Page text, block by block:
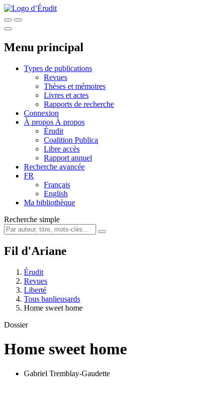
Menu principal
Types de publications
Revues
Thèses et mémoires
Livres et actes
Rapports de recherche
Connexion
À propos À propos
Érudit
Coalition Publica
Libre accès
Rapport annuel
Recherche avancée
FR
Français
English
Ma bibliothèque
Recherche simple
Fil d'Ariane
Érudit
Revues
Liberté
Tous banlieusards
Home sweet home
Dossier
Home sweet home
Gabriel Tremblay-Gaudette